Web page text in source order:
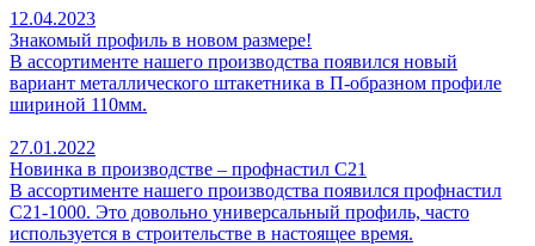
12.04.2023
Знакомый профиль в новом размере!
В ассортименте нашего производства появился новый
вариант металлического штакетника в П-образном профиле
шириной 110мм.
27.01.2022
Новинка в производстве – профнастил С21
В ассортименте нашего производства появился профнастил
С21-1000. Это довольно универсальный профиль, часто
используется в строительстве в настоящее время.